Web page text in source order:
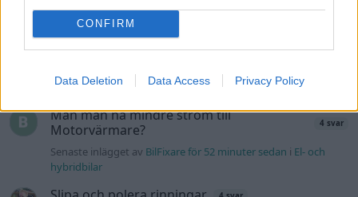
CONFIRM
Data Deletion Data Access Privacy Policy
Senaste inlägget avDr_snuggels måndag 18:29iProjekt
GT86 Luftbygge med mera
Nyaste forumtrådarna
Man man ha mindre ström till
Motorvärmare?
4 svar
Senaste inlägget av BilFixare för 52 minuter sedan i El- och
hybridbilar